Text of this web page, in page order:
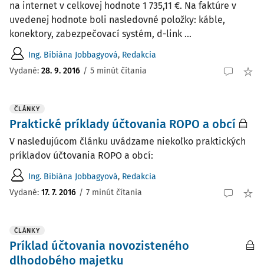
na internet v celkovej hodnote 1 735,11 €. Na faktúre v
uvedenej hodnote boli nasledovné položky: káble,
konektory, zabezpečovací systém, d-link ...
Ing. Bibiána Jobbagyová, Redakcia
Vydané: 28. 9. 2016 / 5 minút čítania
ČLÁNKY
Praktické príklady účtovania ROPO a obcí
V nasledujúcom článku uvádzame niekoľko praktických
príkladov účtovania ROPO a obcí:
Ing. Bibiána Jobbagyová, Redakcia
Vydané: 17. 7. 2016 / 7 minút čítania
ČLÁNKY
Príklad účtovania novozisteného
dlhodobého majetku